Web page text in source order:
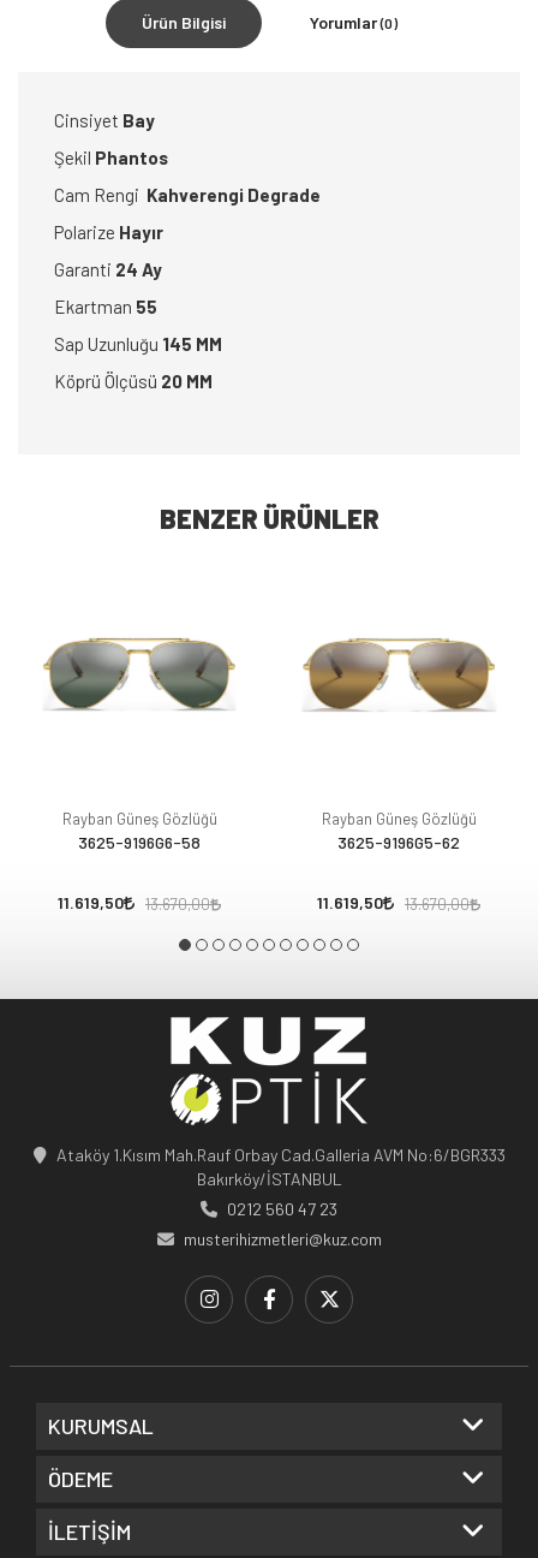
Ürün Bilgisi Yorumlar(0)
Cinsiyet Bay
Şekil Phantos
Cam Rengi Kahverengi Degrade
Polarize Hayır
Garanti 24 Ay
Ekartman 55
Sap Uzunluğu 145 MM
Köprü Ölçüsü 20 MM
BENZER ÜRÜNLER
Rayban Güneş Gözlüğü
3625-9196G6-58
11.619,50 13.670,00
Rayban Güneş Gözlüğü
3625-9196G5-62
11.619,50 13.670,00
Ataköy 1.Kısım Mah.Rauf Orbay Cad.Galleria AVM No:6/BGR333
Bakırköy/İSTANBUL
0212 560 47 23
musterihizmetleri@kuz.com
KURUMSAL
ÖDEME
İLETİŞİM